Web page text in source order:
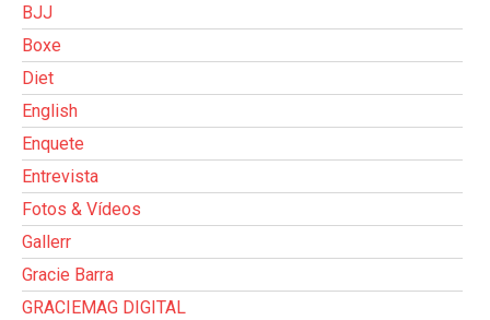
BJJ
Boxe
Diet
English
Enquete
Entrevista
Fotos & Vídeos
Gallerr
Gracie Barra
GRACIEMAG DIGITAL